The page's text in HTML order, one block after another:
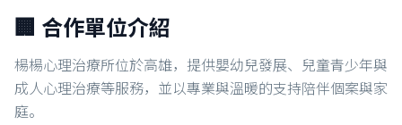
🏢 合作單位介紹
楊楊心理治療所位於高雄，提供嬰幼兒發展、兒童青少年與
成人心理治療等服務，並以專業與溫暖的支持陪伴個案與家
庭。